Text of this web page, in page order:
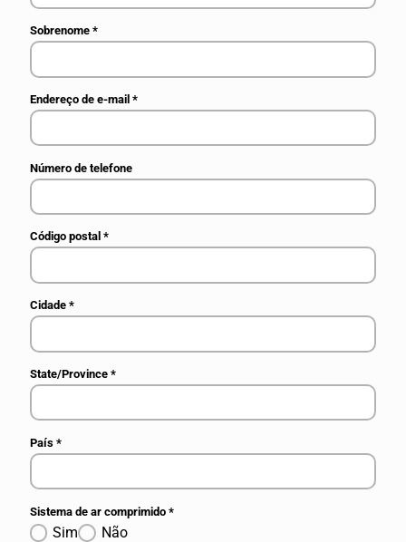
Sobrenome*
Endereço de e-mail*
Número de telefone
Código postal*
Cidade*
State/Province*
País*
Sistema de ar comprimido*
Sim Não